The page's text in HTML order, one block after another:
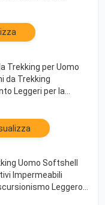
Calzoni
Trekking per Uomo
da Trekking
Leggeri per la
Uomo Softshell
Impermeabili
Leggero
Rapida All'aperto